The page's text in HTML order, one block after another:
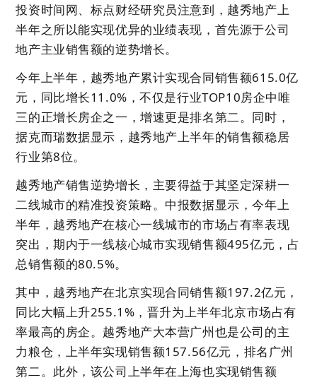
投资时间网、标点财经研究员注意到，越秀地产上
半年之所以能实现优异的业绩表现，首先源于公司
地产主业销售额的逆势增长。
今年上半年，越秀地产累计实现合同销售额615.0亿
元，同比增长11.0% ，不仅是行业TOP10房企中唯
三的正增长房企之一，增速更是排名第二。同时，
据克而瑞数据显示，越秀地产上半年的销售额稳居
行业第8位。
越秀地产销售逆势增长，主要得益于其坚定深耕一
二线城市的精准投资策略。中报数据显示，今年上
半年，越秀地产在核心一线城市的市场占有率表现
突出，期内于一线核心城市实现销售额495亿元，占
总销售额的80.5%。
其中，越秀地产在北京实现合同销售额197.2亿元，
同比大幅上升255.1%，晋升为上半年北京市场占有
率最高的房企。越秀地产大本营广州也是公司的主
力粮仓，上半年实现销售额157.56亿元，排名广州
第二。此外，该公司上半年在上海也实现销售额